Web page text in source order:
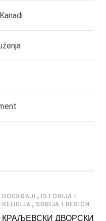
DOGAĐAJI , ISTORIJA I
RELIGIJA , SRBIJA I REGION
КРАЉЕВСКИ ДВОРСКИ